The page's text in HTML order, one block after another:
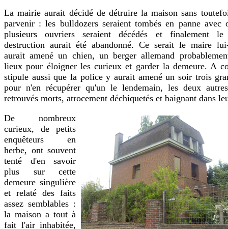
La mairie aurait décidé de détruire la maison sans
parvenir : les bulldozers seraient tombés en panne avec
plusieurs ouvriers seraient décédés et finalement
destruction aurait été abandonné. Ce serait le maire
aurait amené un chien, un berger allemand
lieux pour éloigner les curieux et garder la demeure. A
stipule aussi que la police y aurait amené un soir trois
pour n'en récupérer qu'un le lendemain, les deux
retrouvés morts, atrocement déchiquetés et baignant dans
De nombreux
curieux, de petits
enquêteurs en
herbe, ont souvent
tenté d'en savoir
plus sur cette
demeure singulière
et relaté des faits
assez semblables :
la maison a tout à
fait l'air inhabitée,